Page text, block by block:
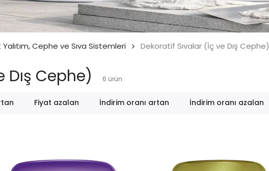
Cephe ve Sıva Sistemleri Dekoratif Sıvalar (İç ve Dış Cephe)
Dış Cephe) 6 ürün
Fiyat azalan İndirim oranı artan İndirim oranı azalan